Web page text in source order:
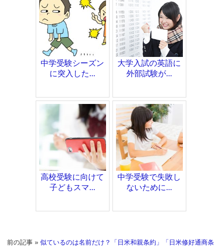
中学受験シーズン
に突入した...
大学入試の英語に
外部試験が...
高校受験に向けて
子どもスマ...
中学受験で失敗し
ないために...
前の記事 »似ているのは名前だけ？「日米和親条約」「日米修好通商条